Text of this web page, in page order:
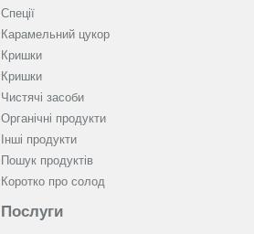
Спеції
Карамельний цукор
Кришки
Кришки
Чистячі засоби
Органічні продукти
Інші продукти
Пошук продуктів
Коротко про солод
Послуги